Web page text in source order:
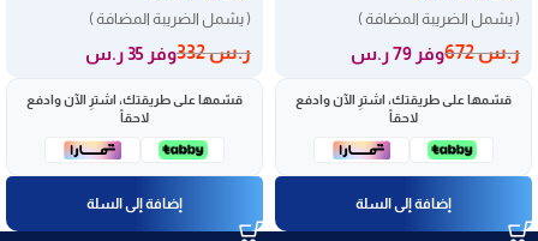
( يشمل الضريبة المضافة )
ر.س672 وفر 79 ر.س
قسّمها على طريقتك، اشترِ الآن وادفع
لاحقاً
إضافة إلى السلة
( يشمل الضريبة المضافة )
ر.س332 وفر 35 ر.س
قسّمها على طريقتك، اشترِ الآن وادفع
لاحقاً
إضافة إلى السلة